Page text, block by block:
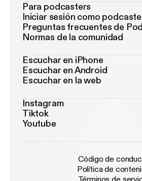
Para podcasters
Iniciar sesión como
Preguntas frecuentes de
Normas de la comunidad
Escuchar en iPhone
Escuchar en Android
Escuchar en la web
Instagram
Tiktok
Youtube
Código de
Política de